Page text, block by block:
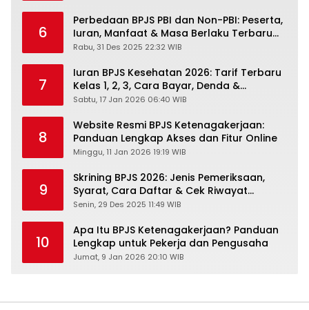
6
Perbedaan BPJS PBI dan Non-PBI: Peserta,
Iuran, Manfaat & Masa Berlaku Terbaru
2026
Rabu, 31 Des 2025 22:32 WIB
7
Iuran BPJS Kesehatan 2026: Tarif Terbaru
Kelas 1, 2, 3, Cara Bayar, Denda &
Panduan Lengkap Peserta JKN-KIS
Sabtu, 17 Jan 2026 06:40 WIB
8
Website Resmi BPJS Ketenagakerjaan:
Panduan Lengkap Akses dan Fitur Online
Minggu, 11 Jan 2026 19:19 WIB
9
Skrining BPJS 2026: Jenis Pemeriksaan,
Syarat, Cara Daftar & Cek Riwayat
Kesehatan Gratis
Senin, 29 Des 2025 11:49 WIB
10
Apa Itu BPJS Ketenagakerjaan? Panduan
Lengkap untuk Pekerja dan Pengusaha
Jumat, 9 Jan 2026 20:10 WIB